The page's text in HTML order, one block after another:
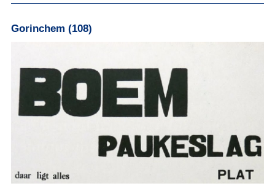
Gorinchem (108)